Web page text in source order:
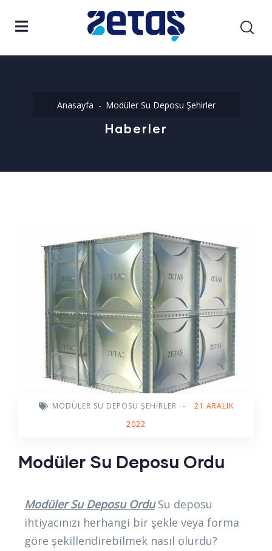
Anasayfa Modüler Su Deposu Şehirler
Haberler
MODÜLER SU DEPOSU ŞEHIRLER -
21 ARALIK
2022
Modüler Su Deposu Ordu
Modüler Su Deposu OrduSu deposu
ihtiyacınızı herhangi bir şekle veya forma
göre şekillendirebilmek nasıl olurdu?